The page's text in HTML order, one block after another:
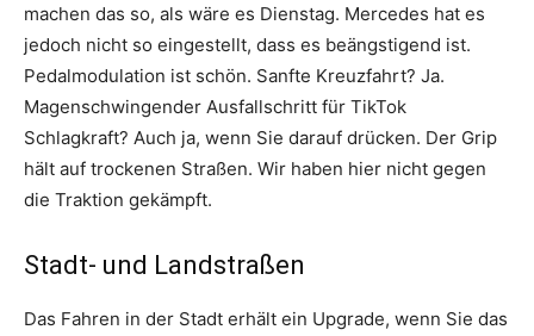
machen das so, als wäre es Dienstag. Mercedes hat es
jedoch nicht so eingestellt, dass es beängstigend ist.
Pedalmodulation ist schön. Sanfte Kreuzfahrt? Ja.
Magenschwingender Ausfallschritt für TikTok
Schlagkraft? Auch ja, wenn Sie darauf drücken. Der Grip
hält auf trockenen Straßen. Wir haben hier nicht gegen
die Traktion gekämpft.
Stadt- und Landstraßen
Das Fahren in der Stadt erhält ein Upgrade, wenn Sie das